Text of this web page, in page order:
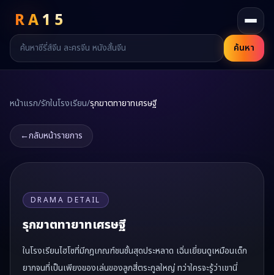
RA15
ค้นหา
หน้าแรก/รักในโรงเรียน/รุกฆาตทายาทเศรษฐี
←กลับหน้ารายการ
DRAMA DETAIL
รุกฆาตทายาทเศรษฐี
ในโรงเรียนไฮโซที่มีกฎเกณฑ์ชนชั้นสุดประหลาด เฉิ่นเยี่ยนดูเหมือนเด็ก
ยากจนที่เป็นเพียงของเล่นของลูกสี่ตระกูลใหญ่ ทว่าใครจะรู้ว่าเขานี่